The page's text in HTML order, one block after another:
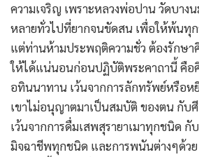
ความเจริญ เพราะหลวงพ่อปาน วัดบาง
หลายทั่วไปที่ยากจนขัดสน เพื่อให้พ้นทุ
แต่ท่านห้ามประพฤติความชั่ว ต้องรักษ
ให้ได้แน่นอนก่อนปฏิบัติพระคาถานี้ คือ
อทินนาทาน เว้นจากการลักทรัพย์หรือห
เขาไม่อนุญาตมาเป็นสมบัติ ของตน กับ
เว้นจากการดื่มเสพสุรายาเมาทุกชนิด กั
มิจฉาชีพทุกชนิด และการพนันต่างๆด้วย